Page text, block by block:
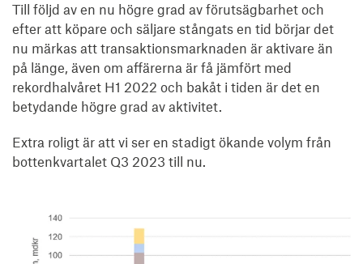
Till följd av en nu högre grad av förutsägbarhet och
efter att köpare och säljare stångats en tid börjar det
nu märkas att transaktionsmarknaden är aktivare än
på länge, även om affärerna är få jämfört med
rekordhalvåret H1 2022 och bakåt i tiden är det en
betydande högre grad av aktivitet.
Extra roligt är att vi ser en stadigt ökande volym från
bottenkvartalet Q3 2023 till nu.